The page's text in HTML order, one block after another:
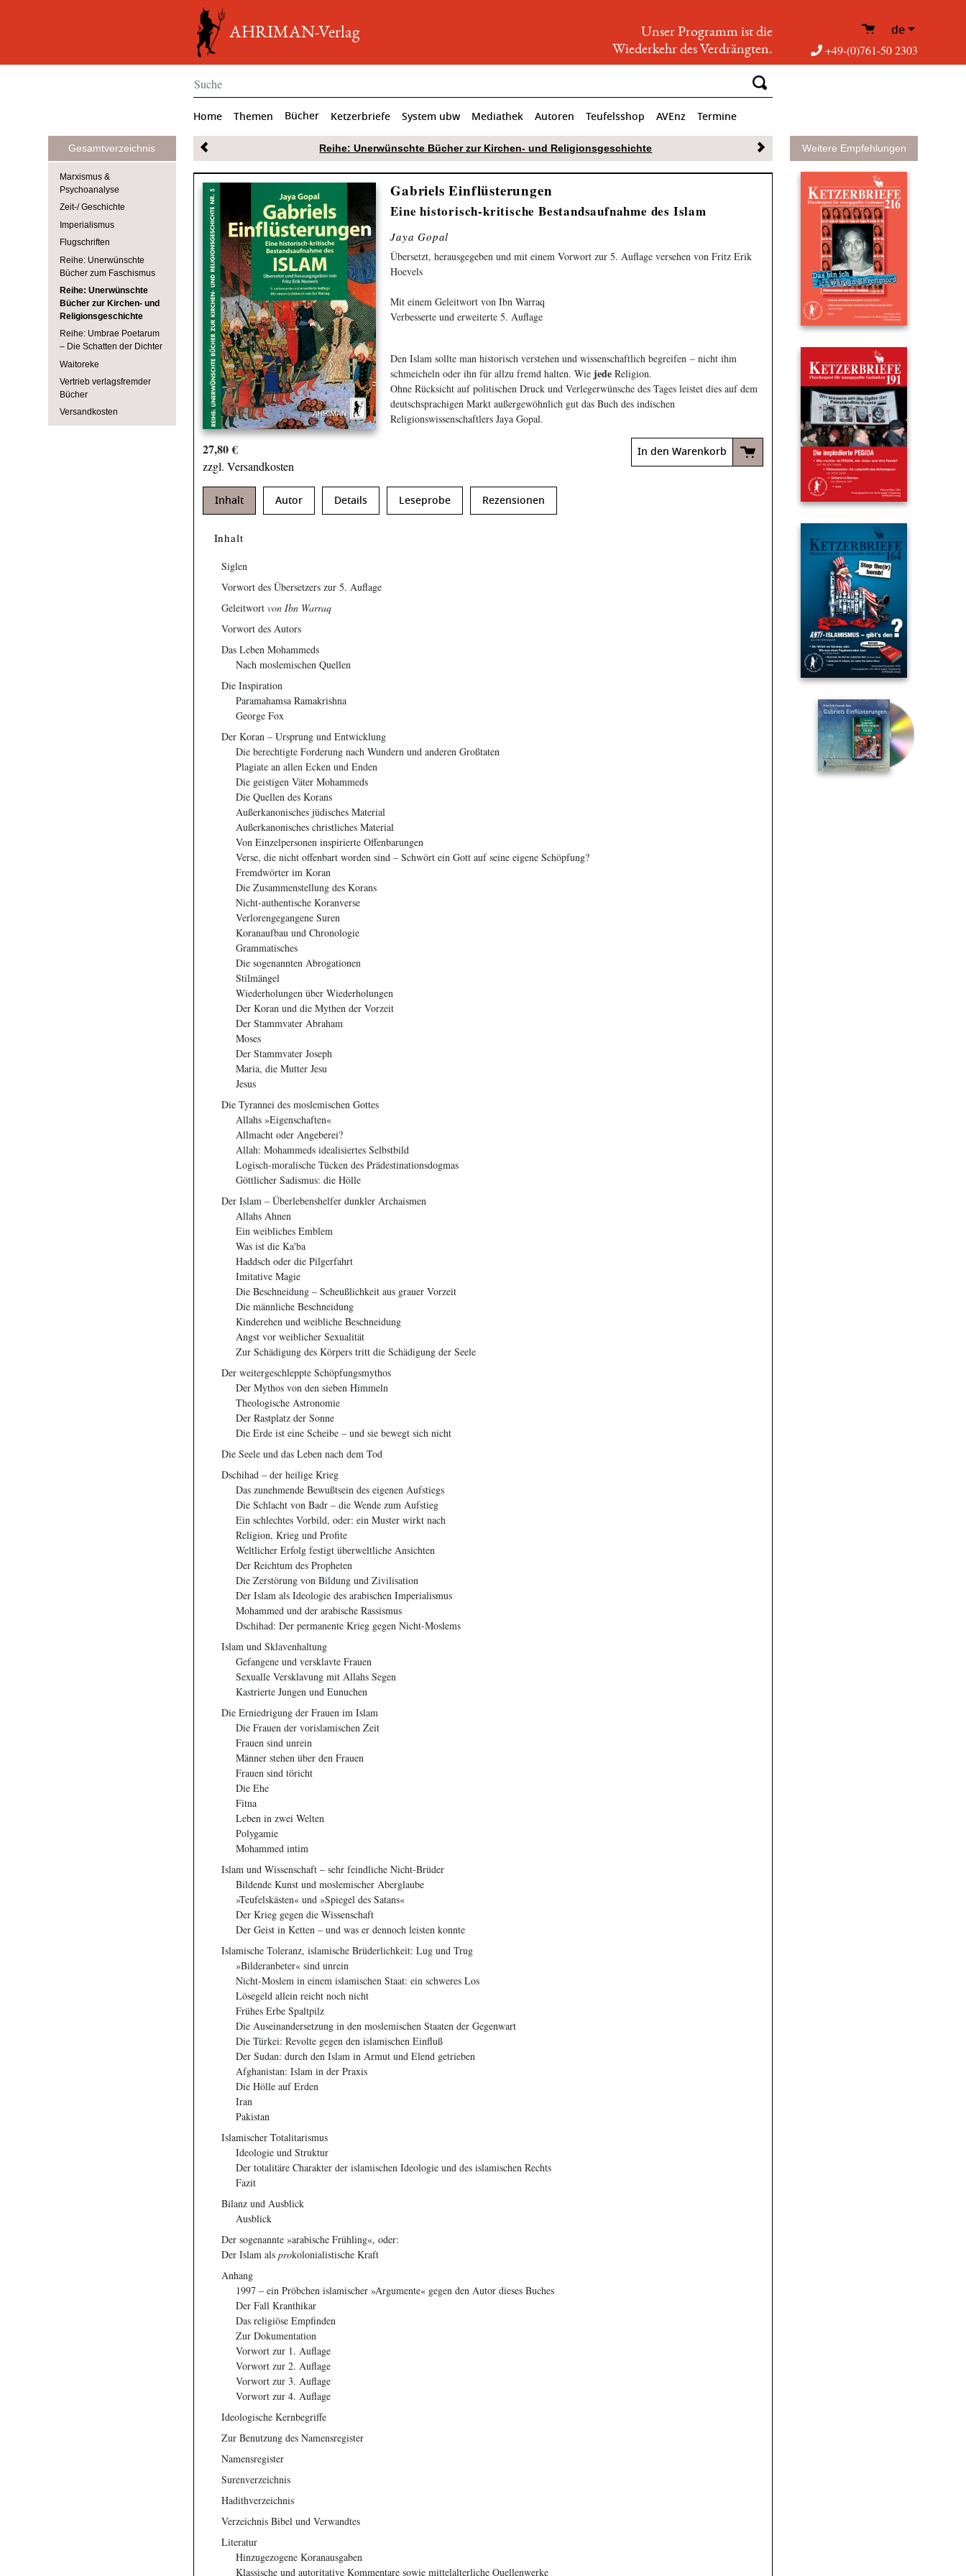
AHRIMAN-Verlag
Unser Programm ist die
Wiederkehr des Verdrängten.
de
+49-(0)761-50 2303
Home Themen Bücher Ketzerbriefe System ubw Mediathek Autoren Teufelsshop AVEnz Termine
Gesamtverzeichnis
Marxismus &
Psychoanalyse
Zeit-/ Geschichte
Imperialismus
Flugschriften
Reihe: Unerwünschte
Bücher zum Faschismus
Reihe: Unerwünschte
Bücher zur Kirchen- und
Religionsgeschichte
Reihe: Umbrae Poetarum
– Die Schatten der Dichter
Waitoreke
Vertrieb verlagsfremder
Bücher
Versandkosten
Reihe: Unerwünschte Bücher zur Kirchen- und Religionsgeschichte
27,80 €
zzgl. Versandkosten
Gabriels Einflüsterungen
Eine historisch-kritische Bestands­aufnahme des Islam
Jaya Gopal
Übersetzt, herausgegeben und mit einem Vorwort zur 5. Auflage versehen von Fritz Erik
Hoevels
Mit einem Geleitwort von Ibn Warraq
Verbesserte und erweiterte 5. Auflage
Den Islam sollte man historisch verstehen und wissenschaftlich begreifen – nicht ihm
schmeicheln oder ihn für allzu fremd halten. Wie jede Religion.
Ohne Rücksicht auf politischen Druck und Verlegerwünsche des Tages leistet dies auf dem
deutschsprachigen Markt außergewöhnlich gut das Buch des indischen
Religionswissenschaftlers Jaya Gopal.
In den Warenkorb
Inhalt Autor Details Leseprobe Rezensionen
Inhalt
Siglen
Vorwort des Übersetzers zur 5. Auflage
Geleitwort von Ibn Warraq
Vorwort des Autors
Das Leben Mohammeds
Nach moslemischen Quellen
Die Inspiration
Paramahamsa Ramakrishna
George Fox
Der Koran – Ursprung und Entwicklung
Die berechtigte Forderung nach Wundern und anderen Großtaten
Plagiate an allen Ecken und Enden
Die geistigen Väter Mohammeds
Die Quellen des Korans
Außerkanonisches jüdisches Material
Außerkanonisches christliches Material
Von Einzelpersonen inspirierte Offenbarungen
Verse, die nicht offenbart worden sind – Schwört ein Gott auf seine eigene Schöpfung?
Fremdwörter im Koran
Die Zusammenstellung des Korans
Nicht-authentische Koranverse
Verlorengegangene Suren
Koranaufbau und Chronologie
Grammatisches
Die sogenannten Abrogationen
Stilmängel
Wiederholungen über Wiederholungen
Der Koran und die Mythen der Vorzeit
Der Stammvater Abraham
Moses
Der Stammvater Joseph
Maria, die Mutter Jesu
Jesus
Die Tyrannei des moslemischen Gottes
Allahs »Eigenschaften«
Allmacht oder Angeberei?
Allah: Mohammeds idealisiertes Selbstbild
Logisch-moralische Tücken des Prädestinationsdogmas
Göttlicher Sadismus: die Hölle
Der Islam – Überlebenshelfer dunkler Archaismen
Allahs Ahnen
Ein weibliches Emblem
Was ist die Ka'ba
Haddsch oder die Pilgerfahrt
Imitative Magie
Die Beschneidung – Scheußlichkeit aus grauer Vorzeit
Die männliche Beschneidung
Kinderehen und weibliche Beschneidung
Angst vor weiblicher Sexualität
Zur Schädigung des Körpers tritt die Schädigung der Seele
Der weitergeschleppte Schöpfungsmythos
Der Mythos von den sieben Himmeln
Theologische Astronomie
Der Rastplatz der Sonne
Die Erde ist eine Scheibe – und sie bewegt sich nicht
Die Seele und das Leben nach dem Tod
Dschihad – der heilige Krieg
Das zunehmende Bewußtsein des eigenen Aufstiegs
Die Schlacht von Badr – die Wende zum Aufstieg
Ein schlechtes Vorbild, oder: ein Muster wirkt nach
Religion, Krieg und Profite
Weltlicher Erfolg festigt überweltliche Ansichten
Der Reichtum des Propheten
Die Zerstörung von Bildung und Zivilisation
Der Islam als Ideologie des arabischen Imperialismus
Mohammed und der arabische Rassismus
Dschihad: Der permanente Krieg gegen Nicht-Moslems
Islam und Sklavenhaltung
Gefangene und versklavte Frauen
Sexualle Versklavung mit Allahs Segen
Kastrierte Jungen und Eunuchen
Die Erniedrigung der Frauen im Islam
Die Frauen der vorislamischen Zeit
Frauen sind unrein
Männer stehen über den Frauen
Frauen sind töricht
Die Ehe
Fitna
Leben in zwei Welten
Polygamie
Mohammed intim
Islam und Wissenschaft – sehr feindliche Nicht-Brüder
Bildende Kunst und moslemischer Aberglaube
»Teufelskästen« und »Spiegel des Satans«
Der Krieg gegen die Wissenschaft
Der Geist in Ketten – und was er dennoch leisten konnte
Islamische Toleranz, islamische Brüderlichkeit: Lug und Trug
»Bilderanbeter« sind unrein
Nicht-Moslem in einem islamischen Staat: ein schweres Los
Lösegeld allein reicht noch nicht
Frühes Erbe Spaltpilz
Die Auseinandersetzung in den moslemischen Staaten der Gegenwart
Die Türkei: Revolte gegen den islamischen Einfluß
Der Sudan: durch den Islam in Armut und Elend getrieben
Afghanistan: Islam in der Praxis
Die Hölle auf Erden
Iran
Pakistan
Islamischer Totalitarismus
Ideologie und Struktur
Der totalitäre Charakter der islamischen Ideologie und des islamischen Rechts
Fazit
Bilanz und Ausblick
Ausblick
Der sogenannte »arabische Frühling«, oder:
Der Islam als prokolonialistische Kraft
Anhang
1997 – ein Pröbchen islamischer »Argumente« gegen den Autor dieses Buches
Der Fall Kranthikar
Das religiöse Empfinden
Zur Dokumentation
Vorwort zur 1. Auflage
Vorwort zur 2. Auflage
Vorwort zur 3. Auflage
Vorwort zur 4. Auflage
Ideologische Kernbegriffe
Zur Benutzung des Namensregister
Namensregister
Surenverzeichnis
Hadithverzeichnis
Verzeichnis Bibel und Verwandtes
Literatur
Hinzugezogene Koranausgaben
Klassische und autoritative Kommentare sowie mittelalterliche Quellenwerke
Weitere Empfehlungen